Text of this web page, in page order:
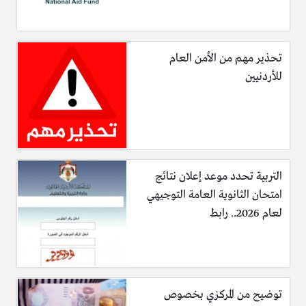
ممن استوفين الشروط والمعايير المعتمدة لدى الصندوق، حيث بلغ
وخلال الاجتماع، جرى استعراض الوضع المالي للصندوق عن الربع
الاول من العام الحالي، واطلع اعضاء المجلس على حجم الايرادات
والمصروفات والتبرعات الواردة، بما يضمن استمرار البرامج
الخيرية ووصولها الى مستحقيها باعلى درجات الكفاءة والشفافية.
تحذير مهم من الأمن العام
للأردنيين
التربية تحدد موعد إعلان نتائج
امتحان الثانوية العامة التوجيهي
لعام 2026.. رابط
توضيح من المركزي بخصوص